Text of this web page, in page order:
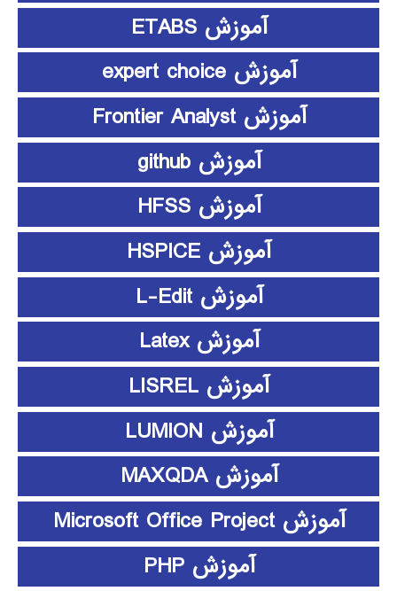
آموزش ETABS
آموزش expert choice
آموزش Frontier Analyst
آموزش github
آموزش HFSS
آموزش HSPICE
آموزش L-Edit
آموزش Latex
آموزش LISREL
آموزش LUMION
آموزش MAXQDA
آموزش Microsoft Office Project
آموزش PHP